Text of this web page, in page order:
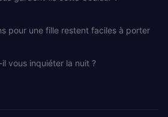
pour une fille restent faciles à porter
vous inquiéter la nuit ?